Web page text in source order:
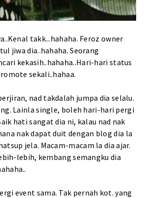
takk...hahaha. Feroz owner
jiwa dia..hahaha. Seorang
kekasih..hahaha..Hari-hari status
sekali..hahaa.
nad takdalah jumpa dia selalu.
Lainla single, boleh hari-hari pergi
hati sangat dia ni, kalau nad nak
nak dapat duit dengan blog dia la
jela. Macam-macam la dia ajar.
lebih, kembang semangku dia
event sama. Tak pernah kot. yang